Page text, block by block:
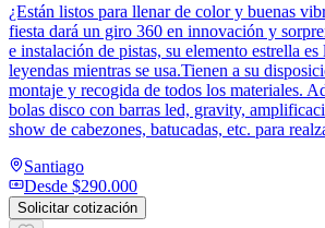
¿Están listos para llenar de color y buenas
fiesta dará un giro 360 en innovación y
e instalación de pistas, su elemento estrella
leyendas mientras se usa.Tienen a su
montaje y recogida de todos los materiales.
bolas disco con barras led, gravity,
show de cabezones, batucadas, etc. para
Santiago
Desde $290.000
Solicitar cotización